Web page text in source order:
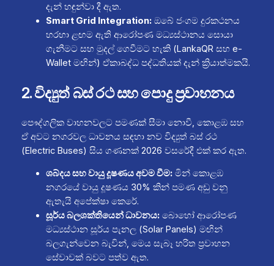
දැන් හඳුන්වා දී ඇත.
Smart Grid Integration:ඔබේ ජංගම දුරකථනය
හරහා ළඟම ඇති ආරෝපණ මධ්‍යස්ථානය සොයා
ගැනීමට සහ මුදල් ගෙවීමට හැකි (LankaQR සහ e-
Wallet මඟින්) ඒකාබද්ධ පද්ධතියක් දැන් ක්‍රියාත්මකයි.
2. විද්‍යුත් බස් රථ සහ පොදු ප්‍රවාහනය
පෞද්ගලික වාහනවලට පමණක් සීමා නොවී, කොළඹ සහ
ඒ අවට නගරවල ධාවනය සඳහා නව විද්‍යුත් බස් රථ
(Electric Buses) සිය ගණනක් 2026 වසරේදී එක් කර ඇත.
ශබ්දය සහ වායු දූෂණය අවම වීම:මින් කොළඹ
නගරයේ වායු දූෂණය 30% කින් පමණ අඩු වනු
ඇතැයි අපේක්ෂා කෙරේ.
සූර්ය බලශක්තියෙන් ධාවනය:බොහෝ ආරෝපණ
මධ්‍යස්ථාන සූර්ය පැනල (Solar Panels) මඟින්
බලගැන්වෙන බැවින්, මෙය සැබෑ හරිත ප්‍රවාහන
සේවාවක් බවට පත්ව ඇත.